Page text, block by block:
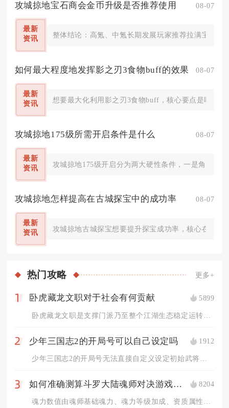
攻城掠地宝石商会金币升级是否推荐使用 08-07
最新
资讯
整体结论：高氪、中氪长期发展玩家推荐拉满宝石
如何最大程度地发挥影之刃3食物buff的效果 08-07
最新
资讯
想要最大化利用影之刃3食物buff，核心要点是吃透
攻城掠地175级所需开启条件是什么 08-07
最新
资讯
攻城掠地175级开启分为两大硬性条件，一是角色等
攻城掠地怎样提高在古城探宝中的成功率 08-07
最新
资讯
攻城掠地古城探宝想要提升探宝成功率，核心在于
热门攻略 更多+
卧虎藏龙文职对于社会有何贡献 5899
2 少年三国志2的开局号可以自己设定吗 1912
3 如何准确测算斗罗大陆魂师对决游戏中的魂力 8204
魂力数值由魂师基础魂力、魂力等级加成、资质属性、魂环固定与百...